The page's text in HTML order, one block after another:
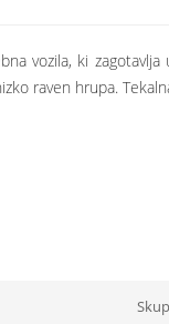
vozila, ki
raven hrupa.